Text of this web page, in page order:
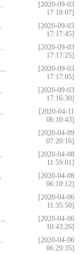
[2020-09-03
17:18:07]
[2020-09-03
17:17:45]
[2020-09-03
17:17:25]
[2020-09-03
17:17:05]
[2020-09-03
17:16:30]
[2020-04-11
06:10:43]
[2020-04-09
07:20:16]
[2020-04-08
11:59:01]
[2020-04-08
06:10:12]
[2020-04-06
11:35:50]
[2020-04-06
10:43:26]
[2020-04-06
06:29:35]